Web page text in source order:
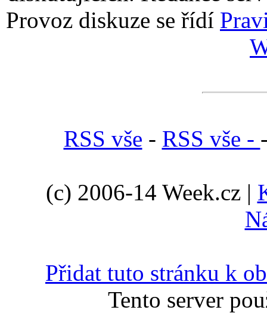
Provoz diskuze se řídí
RSS vše - RSS vše -
(c) 2006-14 Week.cz |
Přidat tuto stránku k
Tento server